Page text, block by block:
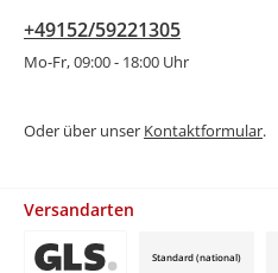
+49152/59221305
Mo-Fr, 09:00 - 18:00 Uhr
Oder über unser Kontaktformular.
Versandarten
Standard (national)